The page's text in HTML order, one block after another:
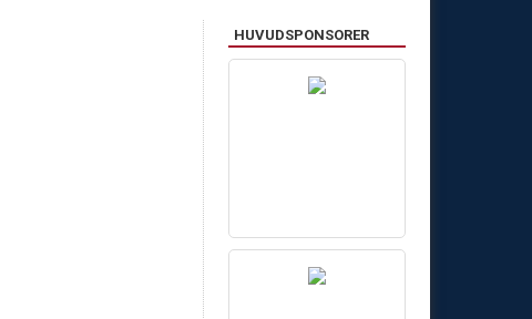
HUVUDSPONSORER